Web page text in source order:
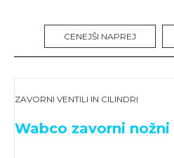
CENEJŠI NAPREJ
ZAVORNI VENTILI IN CILINDRI
Wabco zavorni